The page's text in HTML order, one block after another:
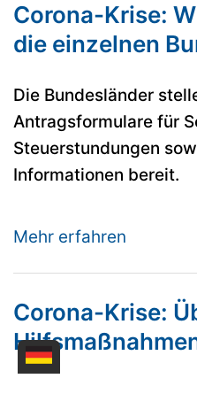
Corona-Krise:
die einzelnen
Die Bundesländer
Antragsformulare für
Steuerstundungen
Informationen bereit.
Mehr erfahren
Corona-Krise: